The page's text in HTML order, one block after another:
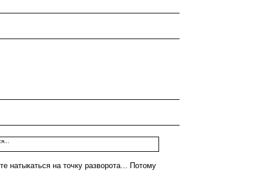
натыкаться на точку разворота... Потому